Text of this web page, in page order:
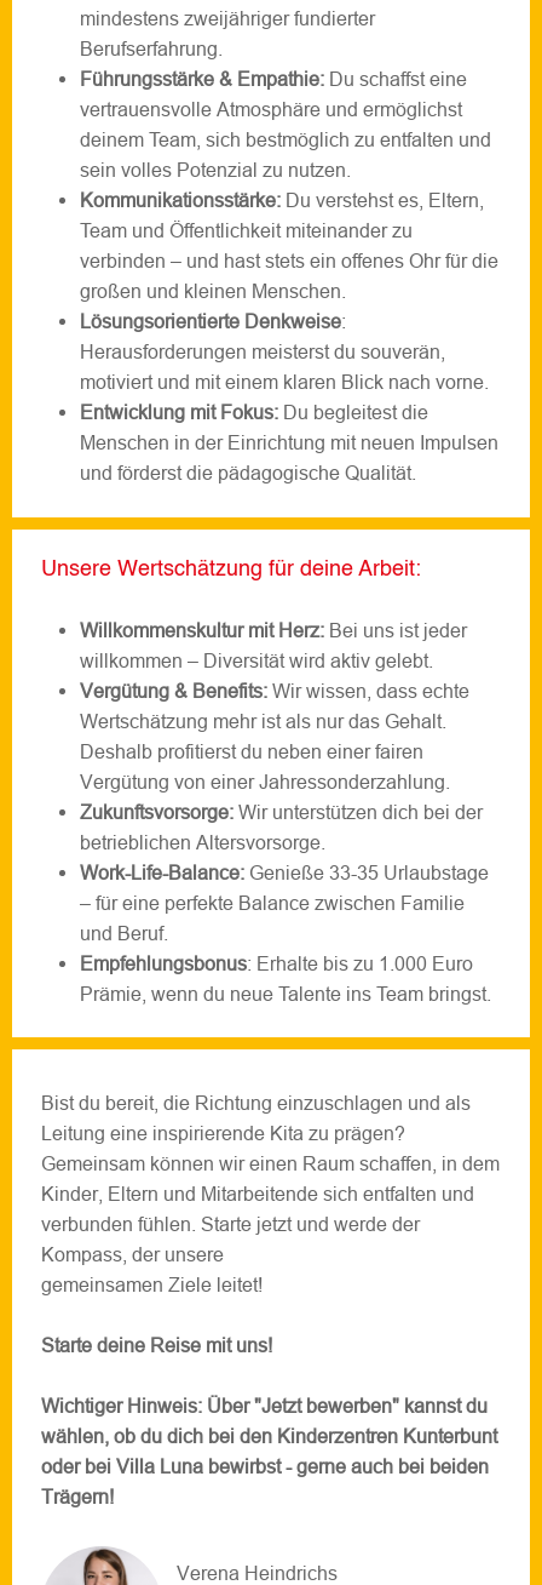
mindestens zweijähriger fundierter
Berufserfahrung.
Führungsstärke & Empathie: Du schaffst eine
vertrauensvolle Atmosphäre und ermöglichst
deinem Team, sich bestmöglich zu entfalten und
sein volles Potenzial zu nutzen.
Kommunikationsstärke: Du verstehst es, Eltern,
Team und Öffentlichkeit miteinander zu
verbinden – und hast stets ein offenes Ohr für die
großen und kleinen Menschen.
Lösungsorientierte Denkweise:
Herausforderungen meisterst du souverän,
motiviert und mit einem klaren Blick nach vorne.
Entwicklung mit Fokus: Du begleitest die
Menschen in der Einrichtung mit neuen Impulsen
und förderst die pädagogische Qualität.
Unsere Wertschätzung für deine Arbeit:
Willkommenskultur mit Herz: Bei uns ist jeder
willkommen – Diversität wird aktiv gelebt.
Vergütung & Benefits: Wir wissen, dass echte
Wertschätzung mehr ist als nur das Gehalt.
Deshalb profitierst du neben einer fairen
Vergütung von einer Jahressonderzahlung.
Zukunftsvorsorge: Wir unterstützen dich bei der
betrieblichen Altersvorsorge.
Work-Life-Balance: Genieße 33-35 Urlaubstage
– für eine perfekte Balance zwischen Familie
und Beruf.
Empfehlungsbonus: Erhalte bis zu 1.000 Euro
Prämie, wenn du neue Talente ins Team bringst.
Bist du bereit, die Richtung einzuschlagen und als
Leitung eine inspirierende Kita zu prägen?
Gemeinsam können wir einen Raum schaffen, in dem
Kinder, Eltern und Mitarbeitende sich entfalten und
verbunden fühlen. Starte jetzt und werde der
Kompass, der unsere
gemeinsamen Ziele leitet!
Starte deine Reise mit uns!
Wichtiger Hinweis: Über "Jetzt bewerben" kannst du
wählen, ob du dich bei den Kinderzentren Kunterbunt
oder bei Villa Luna bewirbst - gerne auch bei beiden
Trägern!
Verena Heindrichs